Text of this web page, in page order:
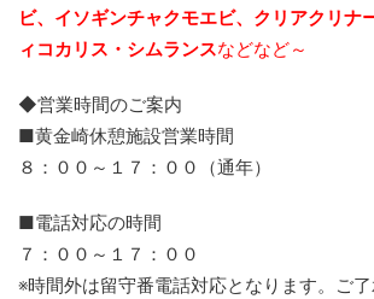
ビ、 イソギンチャクモエビ、クリアクリナ
ィコカリス・シムランスなどなど～
◆営業時間のご案内
■黄金崎休憩施設営業時間
８：００～１７：００（通年）
■電話対応の時間
７：００～１７：００
※時間外は留守番電話対応となります。ご了